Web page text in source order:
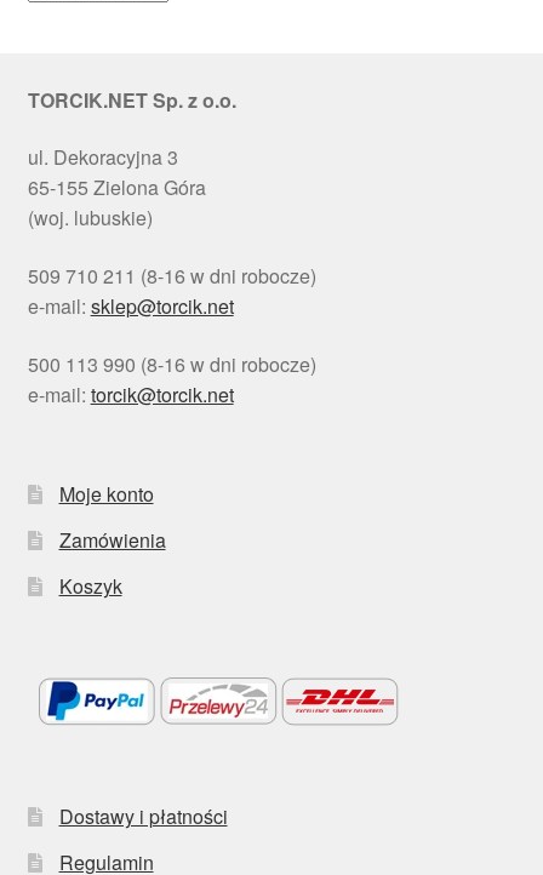
TORCIK.NET Sp. z o.o.
ul. Dekoracyjna 3
65-155 Zielona Góra
(woj. lubuskie)
509 710 211 (8-16 w dni robocze)
e-mail: sklep@torcik.net
500 113 990 (8-16 w dni robocze)
e-mail: torcik@torcik.net
Moje konto
Zamówienia
Koszyk
Dostawy i płatności
Regulamin